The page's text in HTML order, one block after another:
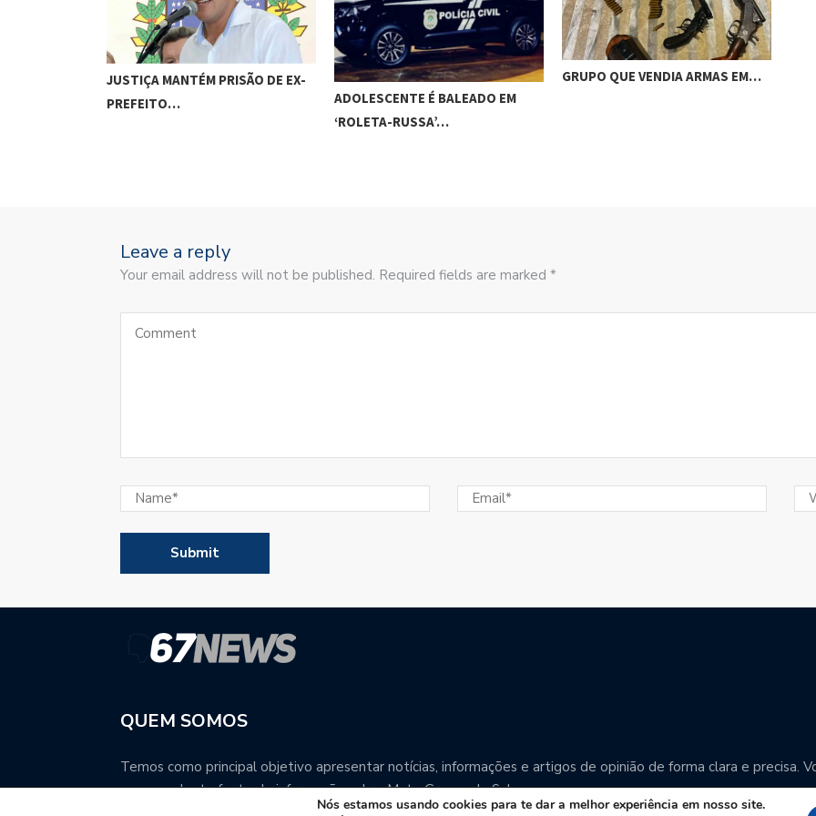
JUSTIÇA MANTÉM PRISÃO DE EX-
PREFEITO…
ADOLESCENTE É BALEADO EM
‘ROLETA-RUSSA’…
GRUPO QUE VENDIA ARMAS EM…
Leave a reply
Your email address will not be published. Required fields are marked *
QUEM SOMOS
Temos como principal objetivo apresentar notícias, informações e artigos de opinião de forma clara e precisa.
uma excelente fonte de informação sobre Mato Grosso do Sul.
Nós estamos usando cookies para te dar a melhor experiência em nosso site.